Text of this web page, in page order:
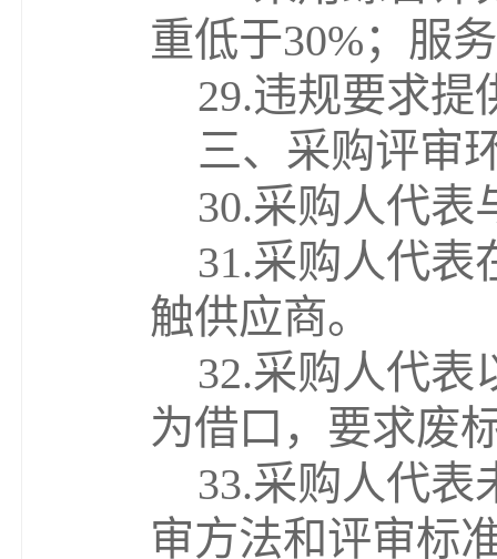
重低于30%； 服
29.违规要求提
三、采购评审
30.采购人代表
31.采购人代表
触供应商。
32.采购人代表
为借口 ， 要求废
33.采购人代表
审方法和评审标